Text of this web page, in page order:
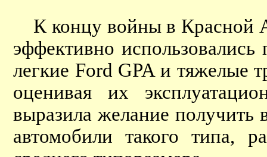
К концу войны в Красной
эффективно
легкие Ford GPA и тяжелые
оценивая их
выразила желание получить
автомобили такого типа,